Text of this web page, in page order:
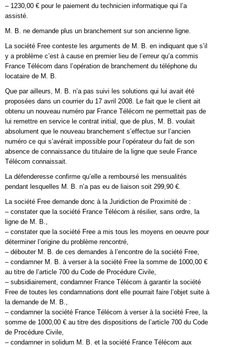
– 1230,00 € pour le paiement du technicien informatique qui l’a
assisté.
M. B. ne demande plus un branchement sur son ancienne ligne.
La société Free conteste les arguments de M. B. en indiquant que s’il
y a problème c’est à cause en premier lieu de l’erreur qu’a commis
France Télécom dans l’opération de branchement du téléphone du
locataire de M. B.
Que par ailleurs, M. B. n’a pas suivi les solutions qui lui avait été
proposées dans un courrier du 17 avril 2008. Le fait que le client ait
obtenu un nouveau numéro par France Télécom ne permettait pas de
lui remettre en service le contrat initial, que de plus, M. B. voulait
absolument que le nouveau branchement s’effectue sur l’ancien
numéro ce qui s’avérait impossible pour l’opérateur du fait de son
absence de connaissance du titulaire de la ligne que seule France
Télécom connaissait.
La défenderesse confirme qu’elle a remboursé les mensualités
pendant lesquelles M. B. n’a pas eu de liaison soit 299,90 €.
La société Free demande donc à la Juridiction de Proximité de :
– constater que la société France Télécom à résilier, sans ordre, la
ligne de M. B.,
– constater que la société Free a mis tous les moyens en oeuvre pour
déterminer l’origine du problème rencontré,
– débouter M. B. de ces demandes à l’encontre de la société Free,
– condamner M. B. à verser à la société Free la somme de 1000,00 €
au titre de l’article 700 du Code de Procédure Civile,
– subsidiairement, condamner France Télécom à garantir la société
Free de toutes les condamnations dont elle pourrait faire l’objet suite à
la demande de M. B.,
– condamner la société France Télécom à verser à la société Free, la
somme de 1000,00 € au titre des dispositions de l’article 700 du Code
de Procédure Civile,
– condamner in solidum M. B. et la société France Télécom aux